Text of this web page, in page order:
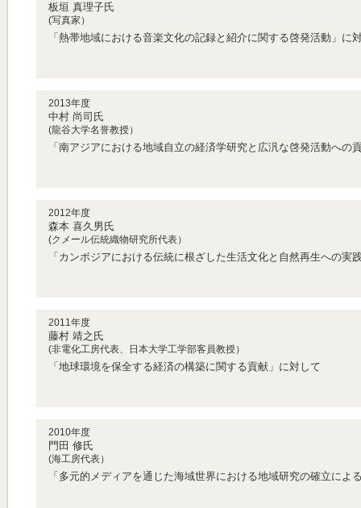
板垣 真理子氏
(写真家）
「熱帯地域における音楽文化の記録と紹介に関する啓発活動」に
2013年度
中村 尚司氏
(龍谷大学名誉教授）
「南アジアにおける地域自立の経済学研究と広汎な啓発活動への
2012年度
森本 喜久男氏
(クメール伝統織物研究所代表）
「カンボジアにおける伝統に根ざした生活文化と自然再生への実
2011年度
藤村 靖之氏
(非電化工房代表、日本大学工学部客員教授）
「地球環境を保全する経済の構築に関する貢献」に対して
2010年度
門田 修氏
(海工房代表）
「多元的メディアを通じた海域世界における地域研究の確立によ